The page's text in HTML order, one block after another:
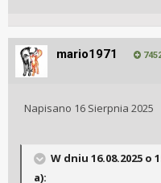
mario1971
Napisano 16 Sierpnia 2025
W dniu 16.08.2025 o
a):